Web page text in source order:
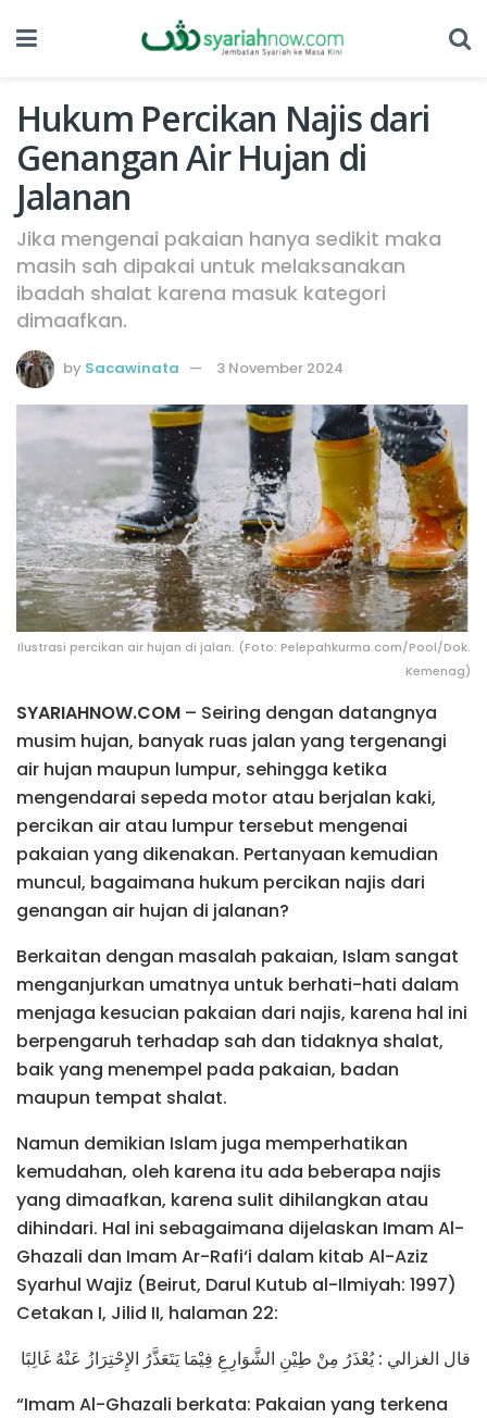
Hukum Percikan Najis dari
Genangan Air Hujan di
Jalanan
Jika mengenai pakaian hanya sedikit maka
masih sah dipakai untuk melaksanakan
ibadah shalat karena masuk kategori
dimaafkan.
by Sacawinata 3 November 2024
Ilustrasi percikan air hujan di jalan. (Foto: Pelepahkurma.com/Pool/Dok.
Kemenag)
SYARIAHNOW.COM – Seiring dengan datangnya
musim hujan, banyak ruas jalan yang tergenangi
air hujan maupun lumpur, sehingga ketika
mengendarai sepeda motor atau berjalan kaki,
percikan air atau lumpur tersebut mengenai
pakaian yang dikenakan. Pertanyaan kemudian
muncul, bagaimana hukum percikan najis dari
genangan air hujan di jalanan?
Berkaitan dengan masalah pakaian, Islam sangat
menganjurkan umatnya untuk berhati-hati dalam
menjaga kesucian pakaian dari najis, karena hal ini
berpengaruh terhadap sah dan tidaknya shalat,
baik yang menempel pada pakaian, badan
maupun tempat shalat.
Namun demikian Islam juga memperhatikan
kemudahan, oleh karena itu ada beberapa najis
yang dimaafkan, karena sulit dihilangkan atau
dihindari. Hal ini sebagaimana dijelaskan Imam Al-
Ghazali dan Imam Ar-Rafi‘i dalam kitab Al-Aziz
Syarhul Wajiz (Beirut, Darul Kutub al-Ilmiyah: 1997)
Cetakan I, Jilid II, halaman 22:
قال الغزالي : يُعْذَرُ مِنْ طِيْنِ الشَّوَارِعِ فِيْمَا يَتَعَذَّرُ الإِحْتِرَازُ عَنْهُ غَالِبًا
“Imam Al-Ghazali berkata: Pakaian yang terkena